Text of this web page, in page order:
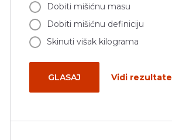
Dobiti mišićnu masu
Dobiti mišićnu definiciju
Skinuti višak kilograma
GLASAJ Vidi rezultate